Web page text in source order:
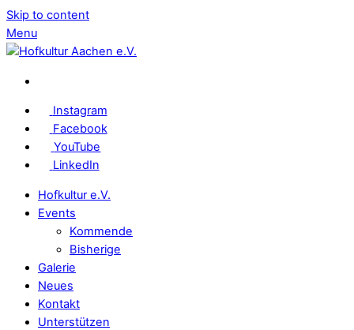
Skip to content
Menu
Instagram
Facebook
YouTube
LinkedIn
Hofkultur e.V.
Events
Kommende
Bisherige
Galerie
Neues
Kontakt
Unterstützen